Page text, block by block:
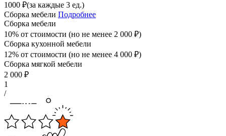
1000 ₽(за каждые 3 ед.)
Сборка мебели Подробнее
Сборка мебели
10% от стоимости (но не менее 2 000 ₽)
Сборка кухонной мебели
12% от стоимости (но не менее 4 000 ₽)
Сборка мягкой мебели
2 000 ₽
1
/